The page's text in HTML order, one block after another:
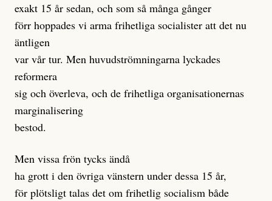
exakt 15 år sedan, och som så många gånger
förr hoppades vi arma frihetliga socialister att det nu
äntligen
var vår tur. Men huvudströmningarna lyckades
reformera
sig och överleva, och de frihetliga organisationernas
marginalisering
bestod.
Men vissa frön tycks ändå
ha grott i den övriga vänstern under dessa 15 år,
för plötsligt talas det om frihetlig socialism både